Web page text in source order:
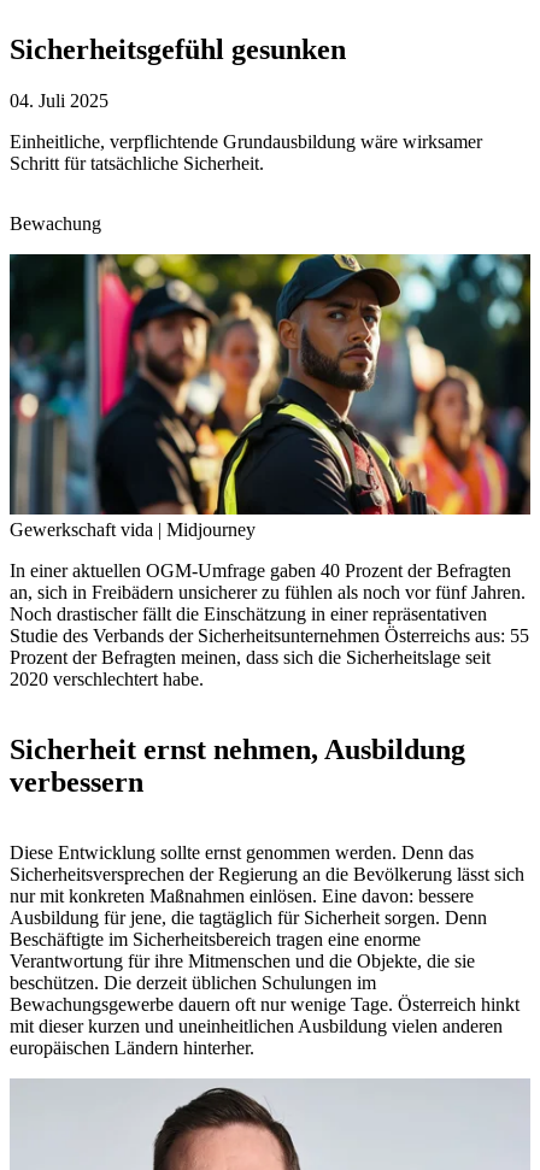
Sicherheitsgefühl gesunken
04. Juli 2025
Einheitliche, verpflichtende Grundausbildung wäre wirksamer
Schritt für tatsächliche Sicherheit.
Bewachung
Gewerkschaft vida | Midjourney
In einer aktuellen OGM-Umfrage gaben 40 Prozent der Befragten
an, sich in Freibädern unsicherer zu fühlen als noch vor fünf Jahren.
Noch drastischer fällt die Einschätzung in einer repräsentativen
Studie des Verbands der Sicherheitsunternehmen Österreichs aus: 55
Prozent der Befragten meinen, dass sich die Sicherheitslage seit
2020 verschlechtert habe.
Sicherheit ernst nehmen, Ausbildung
verbessern
Diese Entwicklung sollte ernst genommen werden. Denn das
Sicherheitsversprechen der Regierung an die Bevölkerung lässt sich
nur mit konkreten Maßnahmen einlösen. Eine davon: bessere
Ausbildung für jene, die tagtäglich für Sicherheit sorgen. Denn
Beschäftigte im Sicherheitsbereich tragen eine enorme
Verantwortung für ihre Mitmenschen und die Objekte, die sie
beschützen. Die derzeit üblichen Schulungen im
Bewachungsgewerbe dauern oft nur wenige Tage. Österreich hinkt
mit dieser kurzen und uneinheitlichen Ausbildung vielen anderen
europäischen Ländern hinterher.